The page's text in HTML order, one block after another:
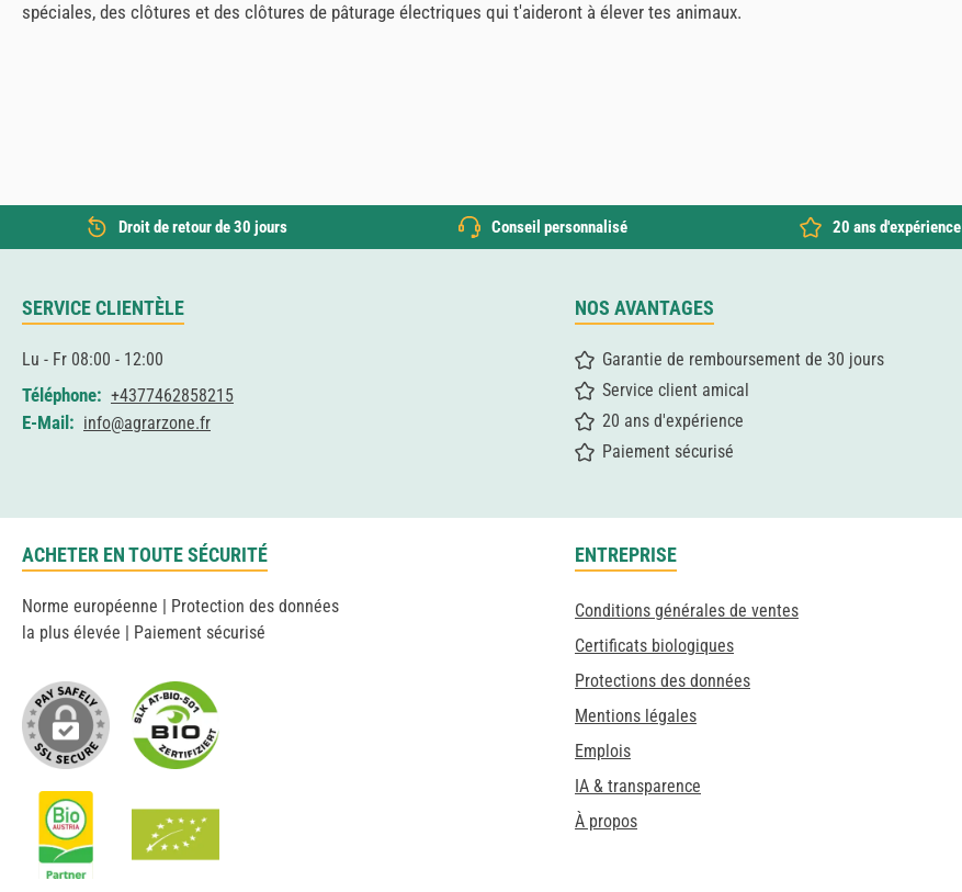
spéciales, des clôtures et des clôtures de pâturage électriques qui t'aideront à élever tes animaux.
Droit de retour de 30 jours Conseil personnalisé 20 ans d'expérience
SERVICE CLIENTÈLE
Lu - Fr 08:00 - 12:00
Téléphone: +4377462858215
E-Mail: info@agrarzone.fr
NOS AVANTAGES
Garantie de remboursement de 30 jours
Service client amical
20 ans d'expérience
Paiement sécurisé
ACHETER EN TOUTE SÉCURITÉ
Norme européenne | Protection des données
la plus élevée | Paiement sécurisé
ENTREPRISE
Conditions générales de ventes
Certificats biologiques
Protections des données
Mentions légales
Emplois
IA & transparence
À propos